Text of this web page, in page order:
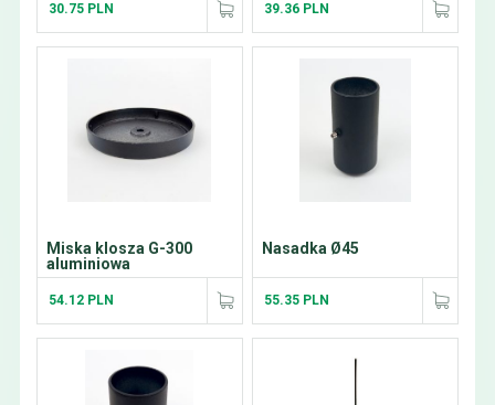
30.75 PLN 39.36 PLN
Miska klosza G-300
aluminiowa
54.12 PLN
Nasadka Ø45
55.35 PLN